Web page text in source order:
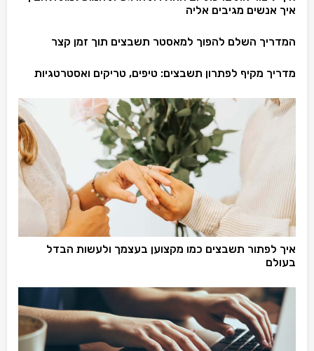
איך אנשים מגיבים אליה
המדריך השלם להפוך למאסטר תשבצים תוך זמן קצר
מדריך מקיף לפתרון תשבצים: טיפים, טריקים ואסטרטגיות
איך לפתור תשבצים כמו מקצוען בעצמך ולעשות הבדל
בעולם